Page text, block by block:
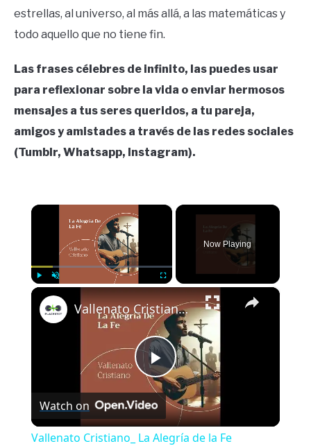
estrellas, al universo, al más allá, a las matemáticas y
todo aquello que no tiene fin.
Las frases célebres de infinito, las puedes usar
para reflexionar sobre la vida o enviar hermosos
mensajes a tus seres queridos, a tu pareja,
amigos y amistades a través de las redes sociales
(Tumblr, Whatsapp, Instagram).
×
Now Playing
×
Play
Video
Vallenato Cristiano_ La Alegría de la Fe
Watch on
Vallenato Cristiano_ La Alegría de la Fe